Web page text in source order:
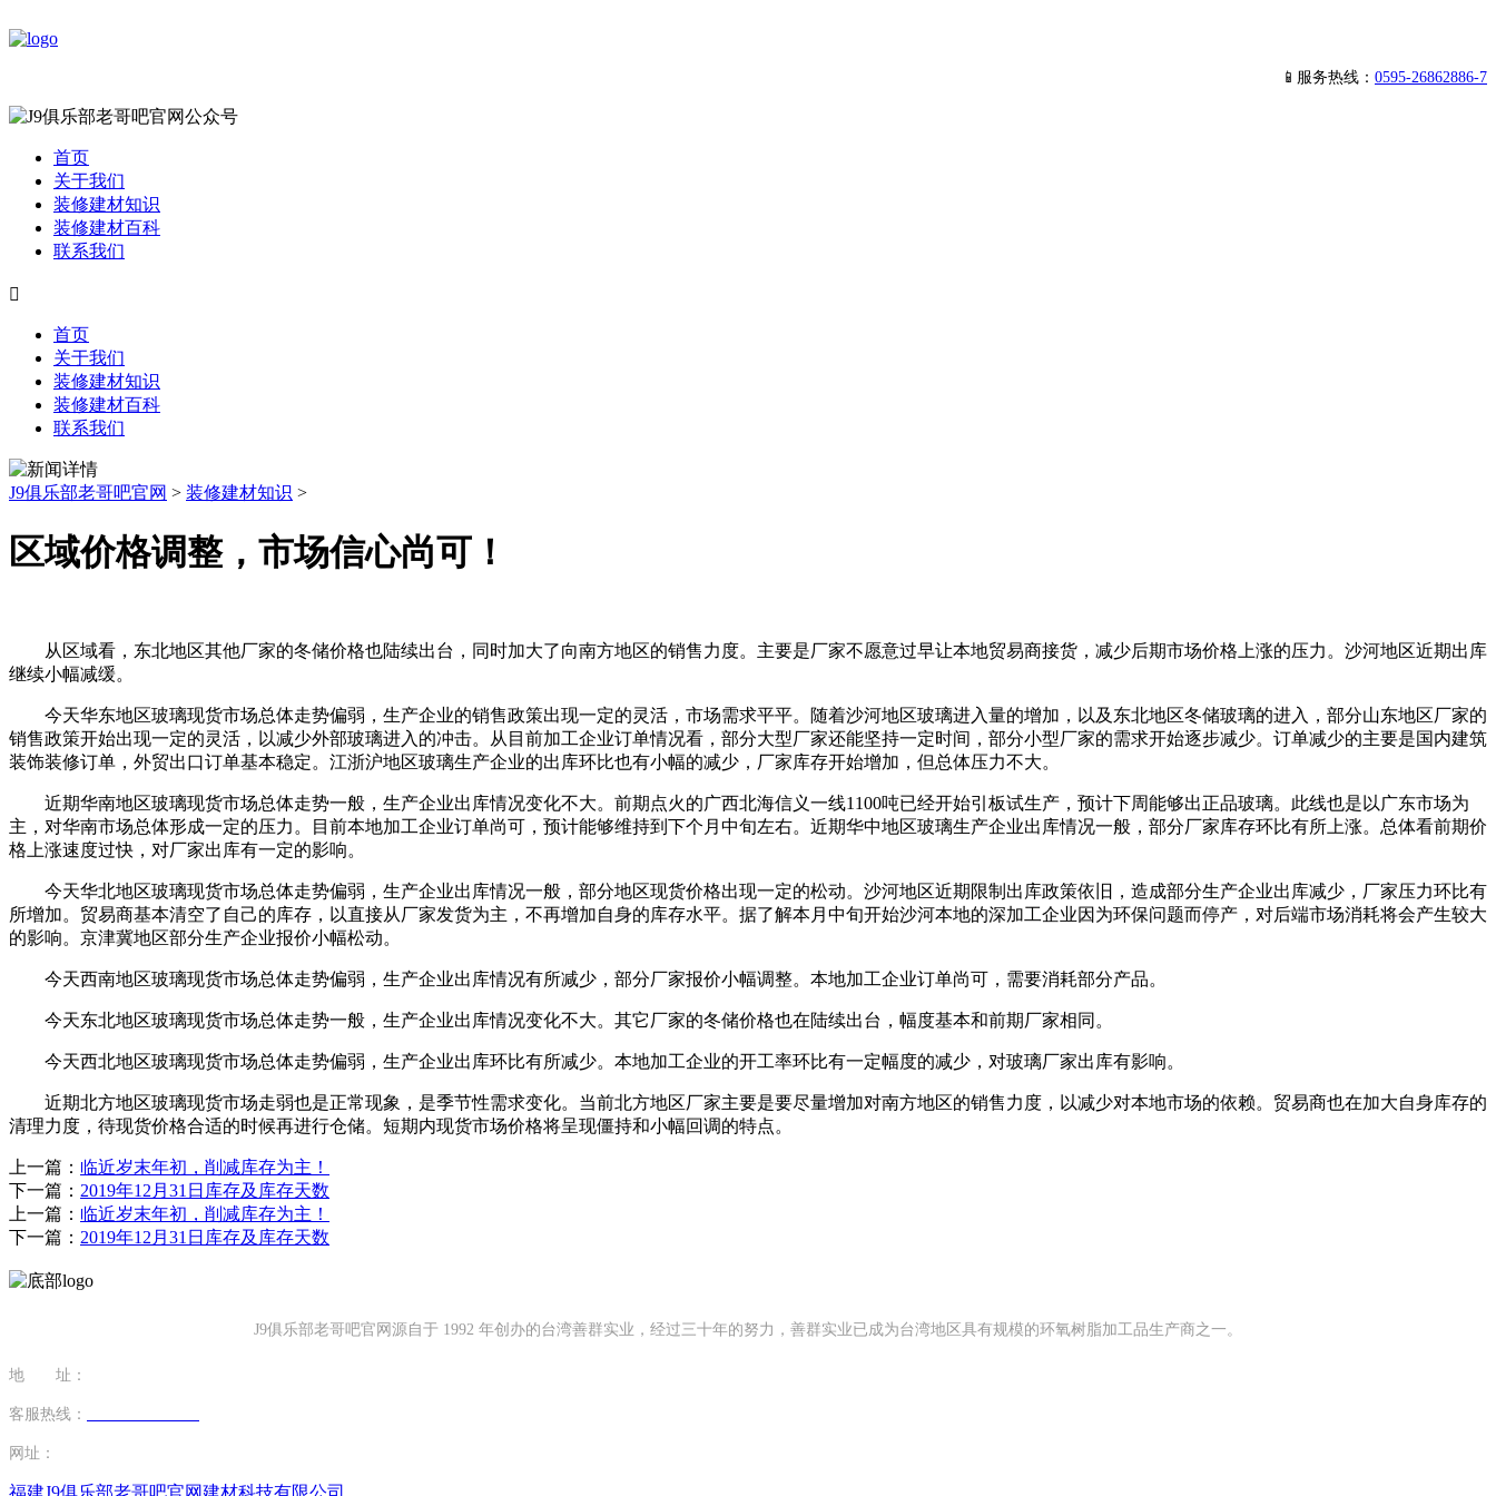
📱服务热线： 0595-26862886-7
首页
关于我们
装修建材知识
装修建材百科
联系我们

首页
关于我们
装修建材知识
装修建材百科
联系我们
J9俱乐部老哥吧官网 > 装修建材知识 >
区域价格调整，市场信心尚可！
从区域看，东北地区其他厂家的冬储价格也陆续出台，同时加大了向南方地区的销售力度。主要是厂家不愿意过早让本地贸易商接货，减少后期市场价格上涨的压力。沙河地区近期出库
继续小幅减缓。
今天华东地区玻璃现货市场总体走势偏弱，生产企业的销售政策出现一定的灵活，市场需求平平。随着沙河地区玻璃进入量的增加，以及东北地区冬储玻璃的进入，部分山东地区厂家的
销售政策开始出现一定的灵活，以减少外部玻璃进入的冲击。从目前加工企业订单情况看，部分大型厂家还能坚持一定时间，部分小型厂家的需求开始逐步减少。订单减少的主要是国内建筑
装饰装修订单，外贸出口订单基本稳定。江浙沪地区玻璃生产企业的出库环比也有小幅的减少，厂家库存开始增加，但总体压力不大。
近期华南地区玻璃现货市场总体走势一般，生产企业出库情况变化不大。前期点火的广西北海信义一线1100吨已经开始引板试生产，预计下周能够出正品玻璃。此线也是以广东市场为
主，对华南市场总体形成一定的压力。目前本地加工企业订单尚可，预计能够维持到下个月中旬左右。近期华中地区玻璃生产企业出库情况一般，部分厂家库存环比有所上涨。总体看前期价
格上涨速度过快，对厂家出库有一定的影响。
今天华北地区玻璃现货市场总体走势偏弱，生产企业出库情况一般，部分地区现货价格出现一定的松动。沙河地区近期限制出库政策依旧，造成部分生产企业出库减少，厂家压力环比有
所增加。贸易商基本清空了自己的库存，以直接从厂家发货为主，不再增加自身的库存水平。据了解本月中旬开始沙河本地的深加工企业因为环保问题而停产，对后端市场消耗将会产生较大
的影响。京津冀地区部分生产企业报价小幅松动。
今天西南地区玻璃现货市场总体走势偏弱，生产企业出库情况有所减少，部分厂家报价小幅调整。本地加工企业订单尚可，需要消耗部分产品。
今天东北地区玻璃现货市场总体走势一般，生产企业出库情况变化不大。其它厂家的冬储价格也在陆续出台，幅度基本和前期厂家相同。
今天西北地区玻璃现货市场总体走势偏弱，生产企业出库环比有所减少。本地加工企业的开工率环比有一定幅度的减少，对玻璃厂家出库有影响。
近期北方地区玻璃现货市场走弱也是正常现象，是季节性需求变化。当前北方地区厂家主要是要尽量增加对南方地区的销售力度，以减少对本地市场的依赖。贸易商也在加大自身库存的
清理力度，待现货价格合适的时候再进行仓储。短期内现货市场价格将呈现僵持和小幅回调的特点。
上一篇： 临近岁末年初，削减库存为主！
下一篇： 2019年12月31日库存及库存天数
上一篇： 临近岁末年初，削减库存为主！
下一篇： 2019年12月31日库存及库存天数
J9俱乐部老哥吧官网源自于 1992 年创办的台湾善群实业，经过三十年的努力，善群实业已成为台湾地区具有规模的环氧树脂加工品生产商之一。
地 址：
客服热线：
网址：
福建J9俱乐部老哥吧官网建材科技有限公司